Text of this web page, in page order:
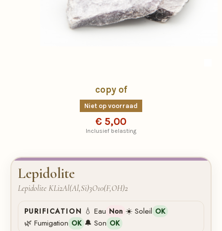
copy of
Niet op voorraad
€ 5,00
Inclusief belasting
Lepidolite
Lepidolite KLi2Al(Al,Si)3O10(F,OH)2
PURIFICATION 💧 Eau Non ☀️ Soleil OK
🌿 Fumigation OK 🔔 Son OK